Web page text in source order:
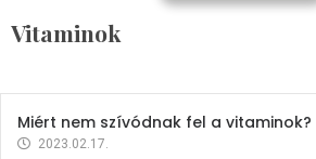
Vitaminok
Mindent a B-12 vitaminról
2023.02.27.
Miért nem szívódnak fel a vitaminok?
2023.02.17.